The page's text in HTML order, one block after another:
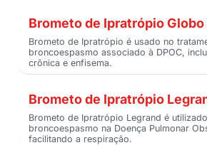
Brometo de Ipratrópio Globo
Brometo de Ipratrópio é usado no
broncoespasmo associado à DPOC,
crônica e enfisema.
Brometo de Ipratrópio
Brometo de Ipratrópio Legrand é
broncoespasmo na Doença Pulmonar
facilitando a respiração.